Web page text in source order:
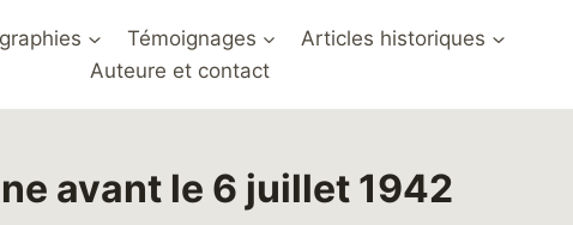
Témoignages
Articles historiques
Auteure et contact
avant le 6 juillet 1942